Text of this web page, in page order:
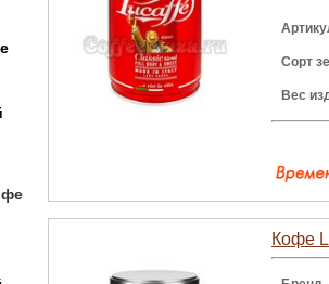
Сорт
Вес
Кофе